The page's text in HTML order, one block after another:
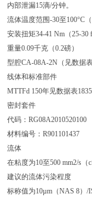
内部泄漏15滴/分钟。
流体温度范围-30至100°C
安装扭矩34-41 Nm（25-30
重量0.09千克（0.2磅）
型腔CA-08A-2N（见数据
线体和标准部件
MTTFd 150年见数据表
密封套件
代码：RG08A2010520100
材料编号：R901101437
流体
在粘度为10至500 mm2/s
建议的流体污染程度
标称值为10µm（NAS 8）/